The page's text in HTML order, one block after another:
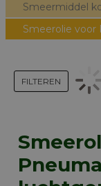
Smeermiddel
Smeerolie
FILTEREN